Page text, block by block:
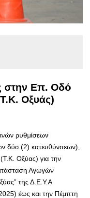
στην Επ. Οδό
Οξυάς)
ρυθμίσεων
δύο (2) κατευθύνσεων),
Οξύας) για την
Αγωγών
της Δ.Ε.Υ.Α
έως και την Πέμπτη